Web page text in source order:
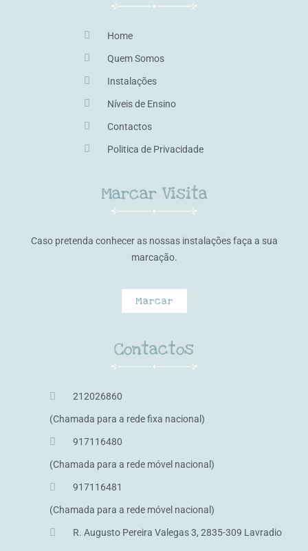
Home
Quem Somos
Instalações
Níveis de Ensino
Contactos
Politica de Privacidade
Marcar Visita
Caso pretenda conhecer as nossas instalações faça a sua
marcação.
Marcar
Contactos
212026860
(Chamada para a rede fixa nacional)
917116480
(Chamada para a rede móvel nacional)
917116481
(Chamada para a rede móvel nacional)
R. Augusto Pereira Valegas 3, 2835-309 Lavradio